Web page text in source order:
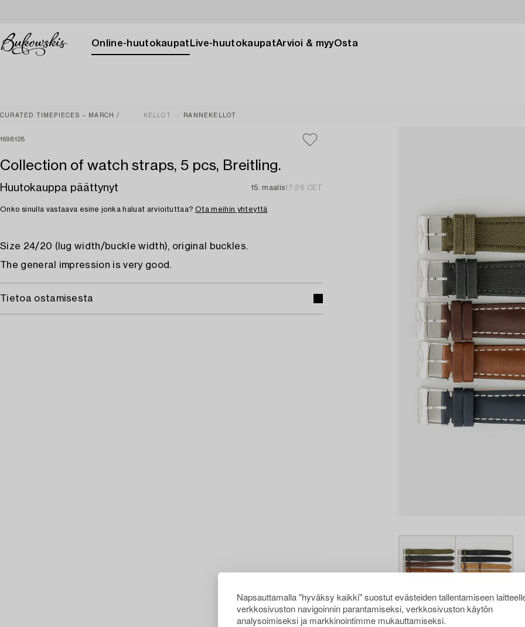
Napsauttamalla "hyväksy kaikki" suostut evästeiden tallentamiseen
verkkosivuston navigoinnin parantamiseksi, verkkosivuston käytön
analysoimiseksi ja markkinointimme mukauttamiseksi.
Online-huutokaupat Live-huutokaupatArvioi & myyOsta
CURATED TIMEPIECES – MARCH KELLOT RANNEKELLOT
1698128
Collection of watch straps, 5 pcs, Breitling.
Huutokauppa päättynyt 15. maalis17:26 CET
Onko sinulla vastaava esine jonka haluat arvioituttaa? Ota meihin yhteyttä
Size 24/20 (lug width/buckle width), original buckles.
The general impression is very good.
Tietoa ostamisesta